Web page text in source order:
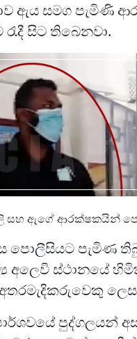
ඇය සමග පැමිණි
රැදී සිට තිබෙනවා.
සහ ඇගේ ආරක්ෂකයින්
පොලීසියට පැමිණ
අලෙවි ස්ථානයේ
පුද්ගලයන්